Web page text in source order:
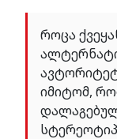
როცა
იმიტომ,